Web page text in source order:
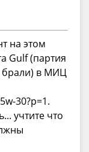
на этом
Gulf (партия
брали) в МИЦ
30?p=1.
учтите что